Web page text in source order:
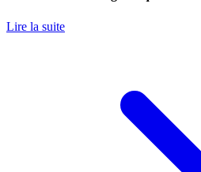
Lire la suite